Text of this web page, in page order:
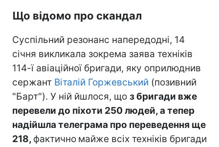
Що відомо про скандал
Суспільний резонанс напередодні, 14
січня викликала зокрема заява техніків
114-ї авіаційної бригади, яку оприлюднив
сержант Віталій Горжевський (позивний
"Барт"). У ній йшлося, що з бригади вже
перевели до піхоти 250 людей, а тепер
надійшла телеграма про переведення ще
218, фактично майже всіх техніків бригади